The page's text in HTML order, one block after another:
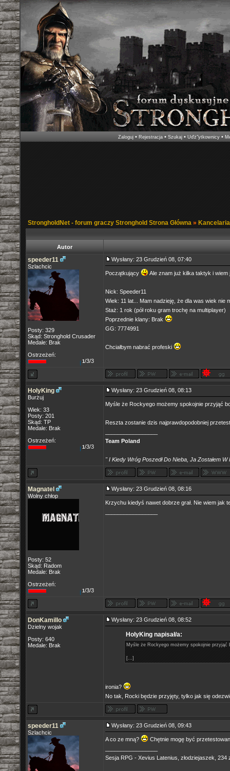
Zaloguj • Rejestracja • Szukaj • Uďż˝ytkownicy •
StrongholdNet - forum graczy Stronghold Strona Główna»
Autor
speeder11
Szlachcic
Posty: 329
Skąd: Stronghold Crusader
Medale: Brak
Ostrzeżeń:
1/3/3
Wysłany: 23 Grudzień 08, 07:40
Początkujący Ale znam już kilka taktyk i
Nick: Speeder11
Wiek: 11 lat... Mam nadzieję, że dla was wiek nie
Staż: 1 rok (pół roku gram trochę na multiplayer)
Poprzednie klany: Brak
GG: 7774991
Chciałbym nabrać profeski
HolyKing
Burżuj
Wiek: 33
Posty: 201
Skąd: TP
Medale: Brak
Ostrzeżeń:
1/3/3
Wysłany: 23 Grudzień 08, 08:13
Myśle że Rockyego możemy spokojnie przyjąć
Reszta zostanie dzis najprawdopodobniej
Team Poland
" I Kiedy Wróg Poszedł Do Nieba, Ja Zostałem W
Magnatel
Wolny chłop
Posty: 52
Skąd: Radom
Medale: Brak
Ostrzeżeń:
1/3/3
Wysłany: 23 Grudzień 08, 08:16
Krzychu kiedyś nawet dobrze grał. Nie wiem jak
DonKamillo
Dzielny wojak
Posty: 640
Medale: Brak
Wysłany: 23 Grudzień 08, 08:52
HolyKing napisał/a:
Myśle że Rockyego możemy spokojnie
[...]
ironia?
No tak, Rocki będzie przyjęty, tylko jak się
speeder11
Szlachcic
Wysłany: 23 Grudzień 08, 09:43
A co ze mną?
Chętnie mogę być
Sesja RPG - Xevius Latenius, złodziejaszek, 234